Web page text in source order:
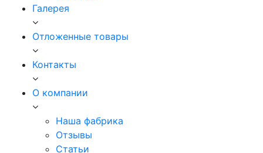
Галерея
Отложенные товары
Контакты
О компании
Наша фабрика
Отзывы
Статьи